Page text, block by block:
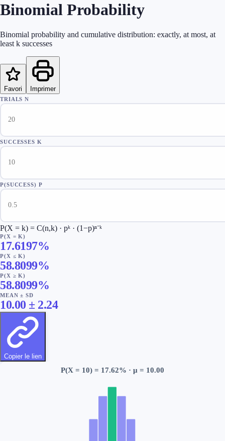
Binomial Probability
Binomial probability and cumulative distribution: exactly, at most, at
least k successes
Favori Imprimer
TRIALS N
SUCCESSES K
P(SUCCESS) P
P(X = k) = C(n,k) · pᵏ · (1−p)ⁿ⁻ᵏ
P(X = K)
17.6197%
P(X ≤ K)
58.8099%
P(X ≥ K)
58.8099%
MEAN ± SD
10.00 ± 2.24
Copier le lien
P(X = 10) = 17.62% · μ = 10.00